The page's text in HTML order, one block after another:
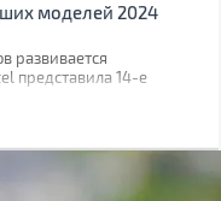
моделей 2024
развивается
представила 14-е
с поддержкой